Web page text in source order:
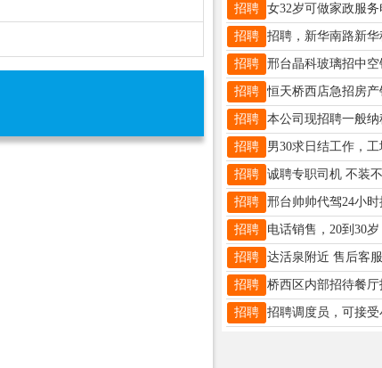
招聘 女32岁可做家政服务
招聘
招聘
招聘
招聘
招聘
招聘
招聘
招聘
招聘
招聘
招聘